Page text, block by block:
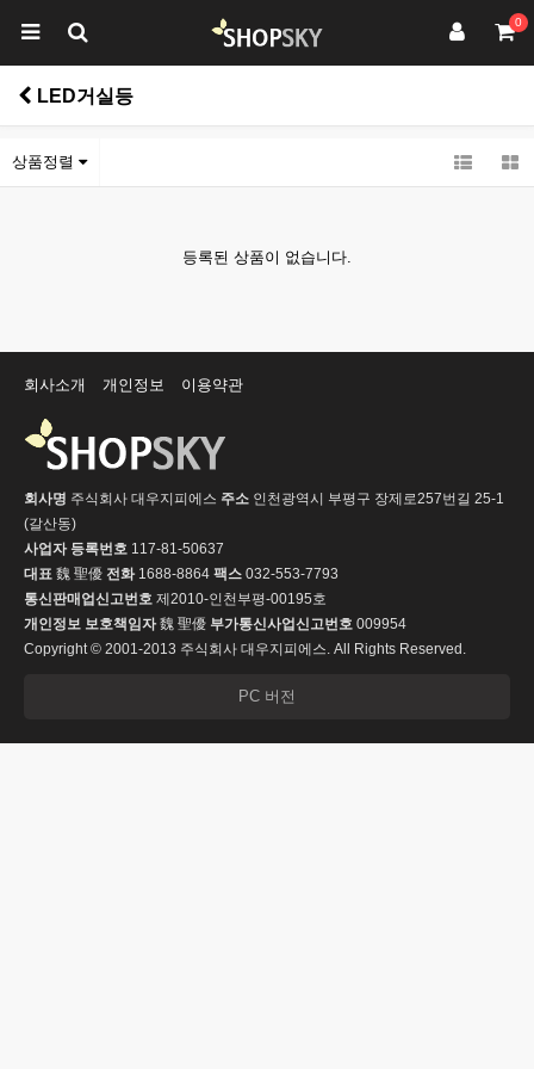
0
LED거실등
상품정렬
등록된 상품이 없습니다.
회사소개 개인정보 이용약관
회사명 주식회사 대우지피에스 주소 인천광역시 부평구 장제로257번길 25-1
(갈산동)
사업자 등록번호 117-81-50637
대표 魏 聖優 전화1688-8864 팩스 032-553-7793
통신판매업신고번호 제2010-인천부평-00195호
개인정보 보호책임자魏 聖優 부가통신사업신고번호 009954
Copyright © 2001-2013 주식회사 대우지피에스. All Rights Reserved.
PC 버전